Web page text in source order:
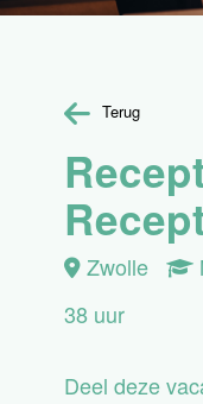
Terug
Zwolle
38 uur
Deel deze